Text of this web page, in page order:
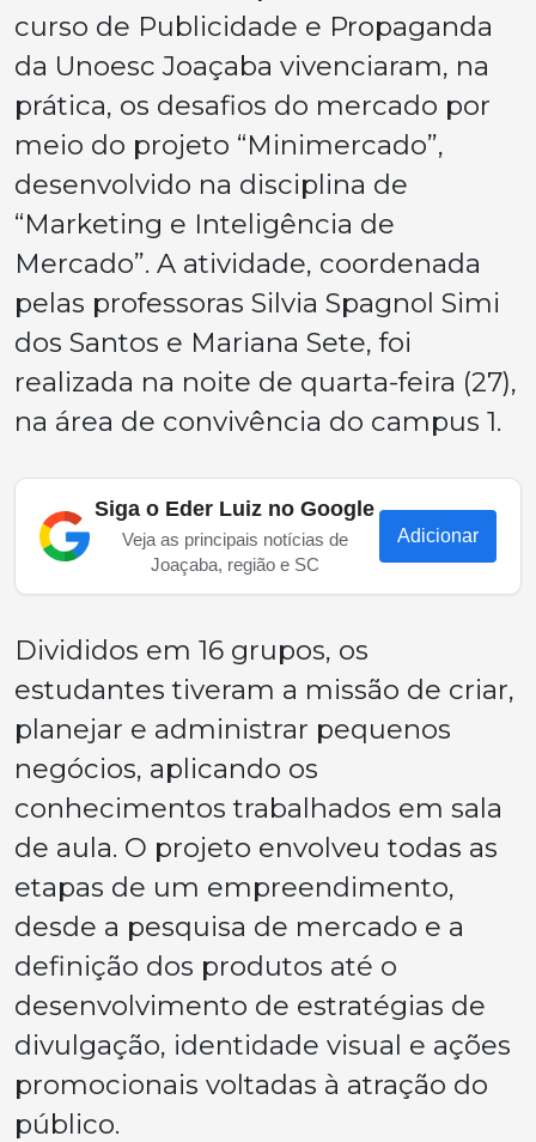
curso de Publicidade e Propaganda
da Unoesc Joaçaba vivenciaram, na
prática, os desafios do mercado por
meio do projeto “Minimercado”,
desenvolvido na disciplina de
“Marketing e Inteligência de
Mercado”. A atividade, coordenada
pelas professoras Silvia Spagnol Simi
dos Santos e Mariana Sete, foi
realizada na noite de quarta-feira (27),
na área de convivência do campus 1.
Siga o Eder Luiz no Google
Veja as principais notícias de
Joaçaba, região e SC
Adicionar
Divididos em 16 grupos, os
estudantes tiveram a missão de criar,
planejar e administrar pequenos
negócios, aplicando os
conhecimentos trabalhados em sala
de aula. O projeto envolveu todas as
etapas de um empreendimento,
desde a pesquisa de mercado e a
definição dos produtos até o
desenvolvimento de estratégias de
divulgação, identidade visual e ações
promocionais voltadas à atração do
público.